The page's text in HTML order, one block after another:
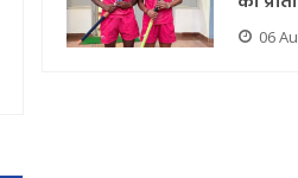
06